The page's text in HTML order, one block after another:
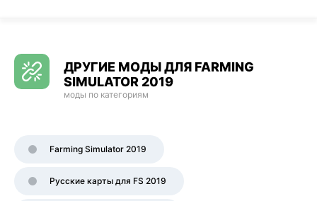
ДРУГИЕ МОДЫ ДЛЯ FARMING
SIMULATOR 2019
моды по категориям
Farming Simulator 2019
Русские карты для FS 2019